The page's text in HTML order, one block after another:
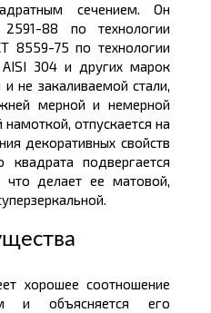
сечением. Он
88 по технологии
8559-75 по технологии
304 и других марок
не закаливаемой стали,
мерной и немерной
отпускается на
декоративных свойств
квадрата подвергается
что делает ее матовой,
.
хорошее соотношение
и объясняется его